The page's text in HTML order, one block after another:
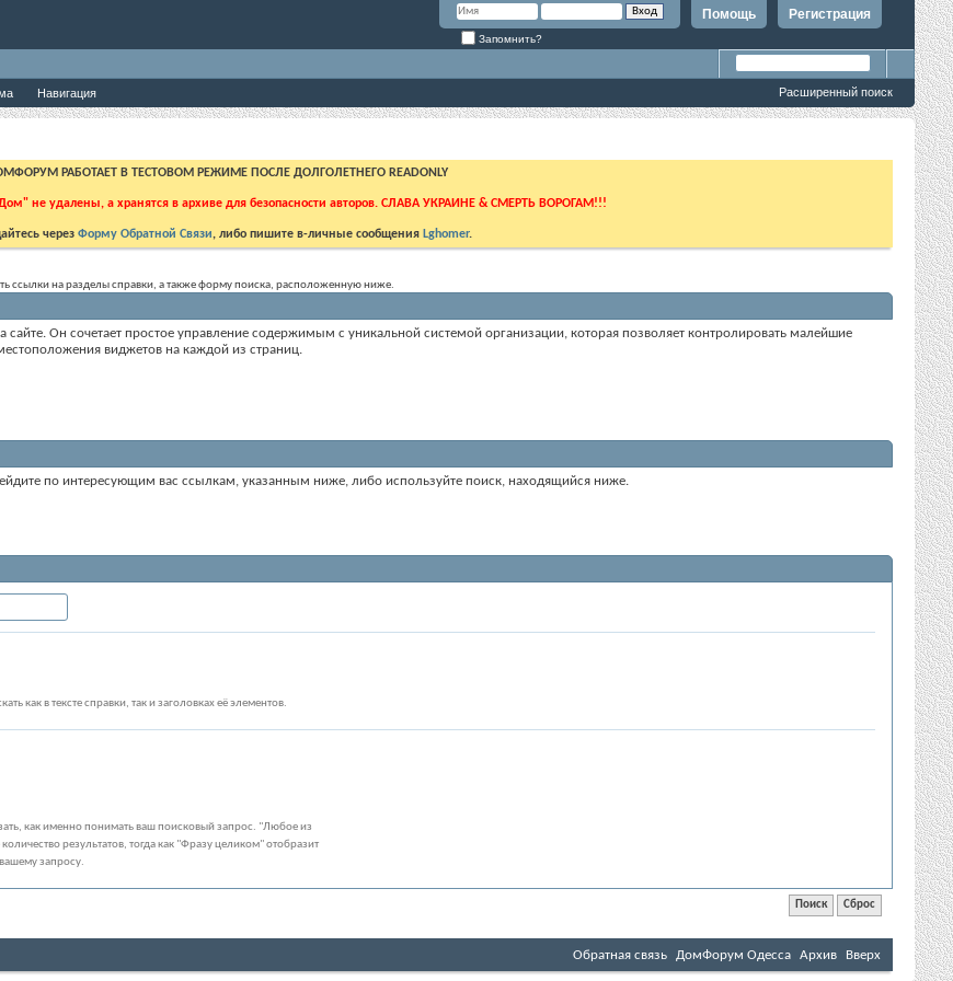
Регистрация
Помощь
Запомнить?
Навигация Расширенный поиск
РАБОТАЕТ В ТЕСТОВОМ РЕЖИМЕ ПОСЛЕ ДОЛГОЛЕТНЕГО READONLY
не удалены, а хранятся в архиве для безопасности авторов. СЛАВА УКРАИНЕ & СМЕРТЬ ВОРОГАМ!!!
через Форму Обратной Связи, либо пишите в-личные сообщения Lghomer.
ссылки на разделы справки, а также форму поиска, расположенную ниже.
сайте. Он сочетает простое управление содержимым с уникальной системой организации, которая позволяет контролировать малейшие
виджетов на каждой из страниц.
по интересующим вас ссылкам, указанным ниже, либо используйте поиск, находящийся ниже.
как в тексте справки, так и заголовках её элементов.
как именно понимать ваш поисковый запрос. "Любое из
результатов, тогда как "Фразу целиком" отобразит
запросу.
Обратная связь ДомФорум Одесса Архив Вверх